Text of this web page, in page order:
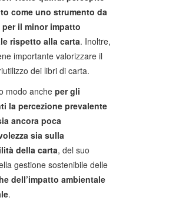
come uno strumento da
il minor impatto
rispetto alla carta. Inoltre,
importante valorizzare il
dei libri di carta.
modo anche per gli
la percezione prevalente
ancora poca
sia sulla
della carta, del suo
gestione sostenibile delle
dell’impatto ambientale
.